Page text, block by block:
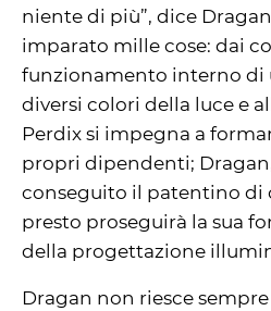
niente di più”, dice
imparato mille cose: dai
funzionamento interno di
diversi colori della luce e
Perdix si impegna a
propri dipendenti;
conseguito il patentino di
presto proseguirà la sua
della progettazione
Dragan non riesce